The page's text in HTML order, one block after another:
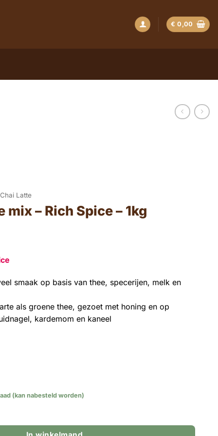
€ 0,00
Chai Latte
mix – Rich Spice – 1kg
smaak op basis van thee, specerijen, melk en
als groene thee, gezoet met honing en op
kardemom en kaneel
(kan nabesteld worden)
- 1kg aantal